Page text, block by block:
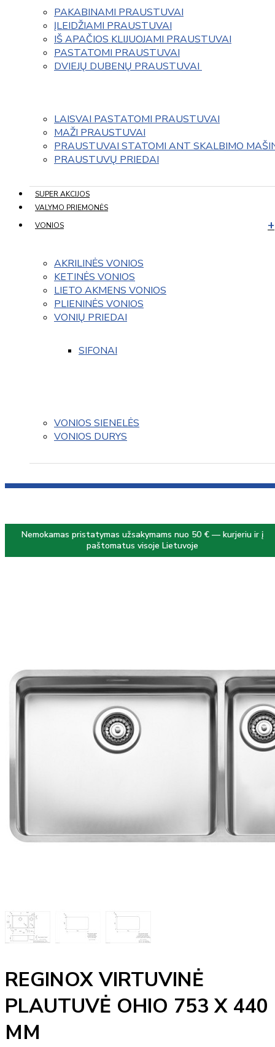
PAKABINAMI PRAUSTUVAI
ĮLEIDŽIAMI PRAUSTUVAI
IŠ APAČIOS KLIJUOJAMI PRAUSTUVAI
PASTATOMI PRAUSTUVAI
DVIEJŲ DUBENŲ PRAUSTUVAI
LAISVAI PASTATOMI PRAUSTUVAI
MAŽI PRAUSTUVAI
PRAUSTUVAI STATOMI ANT SKALBIMO
PRAUSTUVŲ PRIEDAI
SUPER AKCIJOS
VALYMO PRIEMONĖS
VONIOS
AKRILINĖS VONIOS
KETINĖS VONIOS
LIETO AKMENS VONIOS
PLIENINĖS VONIOS
VONIŲ PRIEDAI
SIFONAI
VONIOS SIENELĖS
VONIOS DURYS
Nemokamas pristatymas užsakymams nuo 50 € — kurjeriu ir į
paštomatus visoje Lietuvoje
REGINOX VIRTUVINĖ
PLAUTUVĖ OHIO 753 X 440
MM